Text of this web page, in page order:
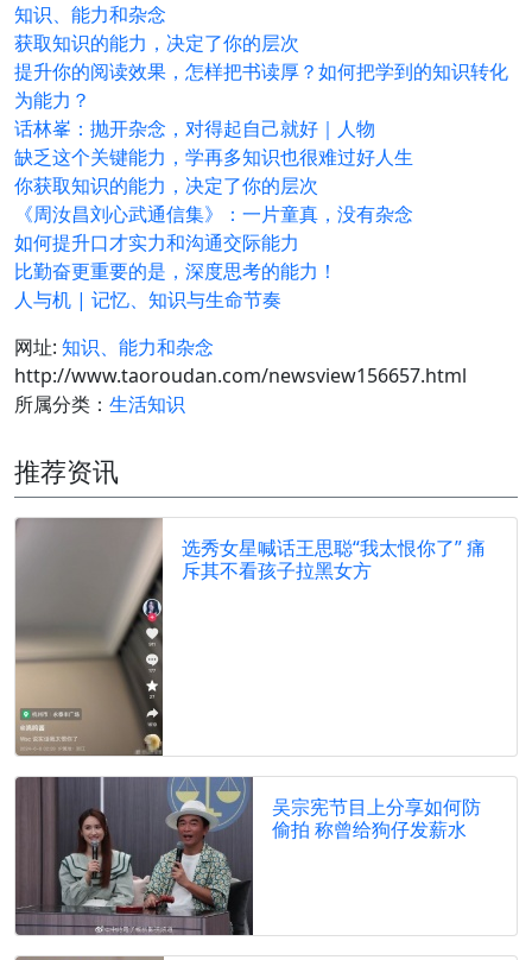
知识、能力和杂念
获取知识的能力，决定了你的层次
提升你的阅读效果，怎样把书读厚？如何把学到的知识转化
为能力？
话林峯：抛开杂念，对得起自己就好｜人物
缺乏这个关键能力，学再多知识也很难过好人生
你获取知识的能力，决定了你的层次
《周汝昌刘心武通信集》：一片童真，没有杂念
如何提升口才实力和沟通交际能力
比勤奋更重要的是，深度思考的能力！
人与机 | 记忆、知识与生命节奏
网址: 知识、能力和杂念
http://www.taoroudan.com/newsview156657.html
所属分类： 生活知识
推荐资讯
选秀女星喊话王思聪“我太恨你了” 痛
斥其不看孩子拉黑女方
吴宗宪节目上分享如何防
偷拍 称曾给狗仔发薪水